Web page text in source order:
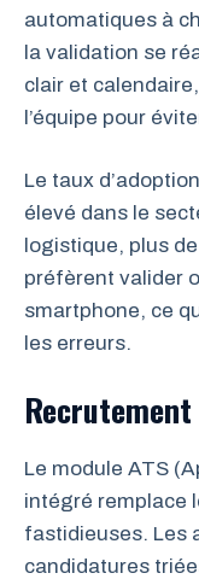
automatiques à
la validation se
clair et
l’équipe pour
Le taux
élevé dans le
logistique, plus
préfèrent valider
smartphone, ce
les erreurs.
Le module ATS
intégré remplace
fastidieuses. Les
candidatures